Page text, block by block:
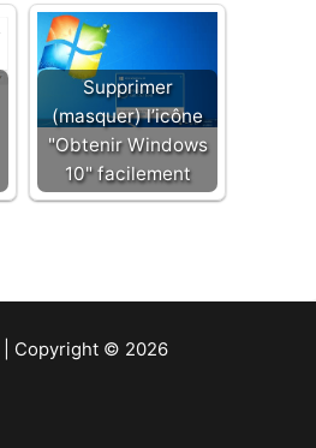
Supprimer
(masquer) l’icône
"Obtenir Windows
10" facilement
| Copyright © 2026